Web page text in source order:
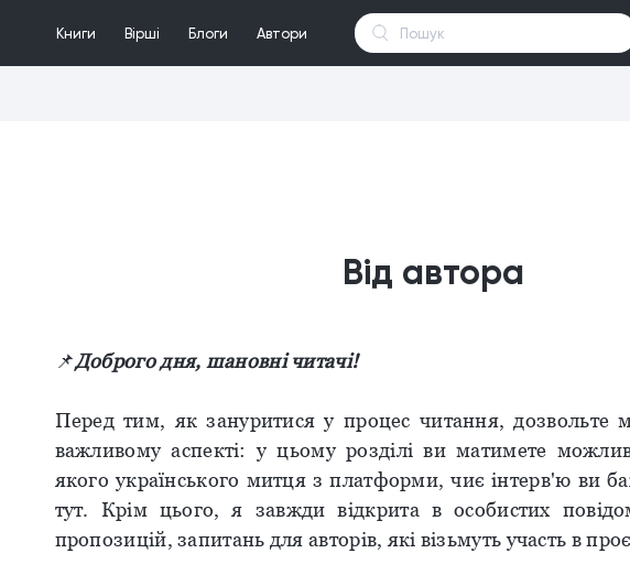
Книги Вірші Блоги Автори
Від автора
📌Доброго дня, шановні читачі!
Перед тим, як зануритися у процес читання, дозвольте
важливому аспекті: у цьому розділі ви матимете
якого українського митця з платформи, чиє інтерв'ю ви
тут. Крім цього, я завжди відкрита в особистих
пропозицій, запитань для авторів, які візьмуть участь в